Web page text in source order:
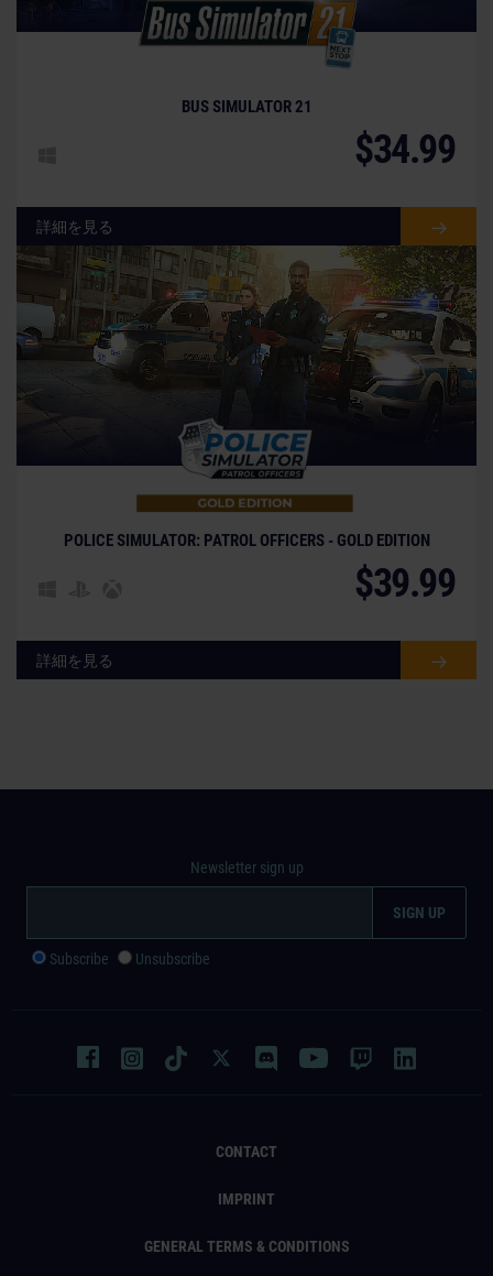
BUS SIMULATOR 21
$34.99
詳細を見る
POLICE SIMULATOR: PATROL OFFICERS - GOLD EDITION
$39.99
詳細を見る
CONTACT
IMPRINT
GENERAL TERMS & CONDITIONS
Newsletter sign up
Subscribe Unsubscribe